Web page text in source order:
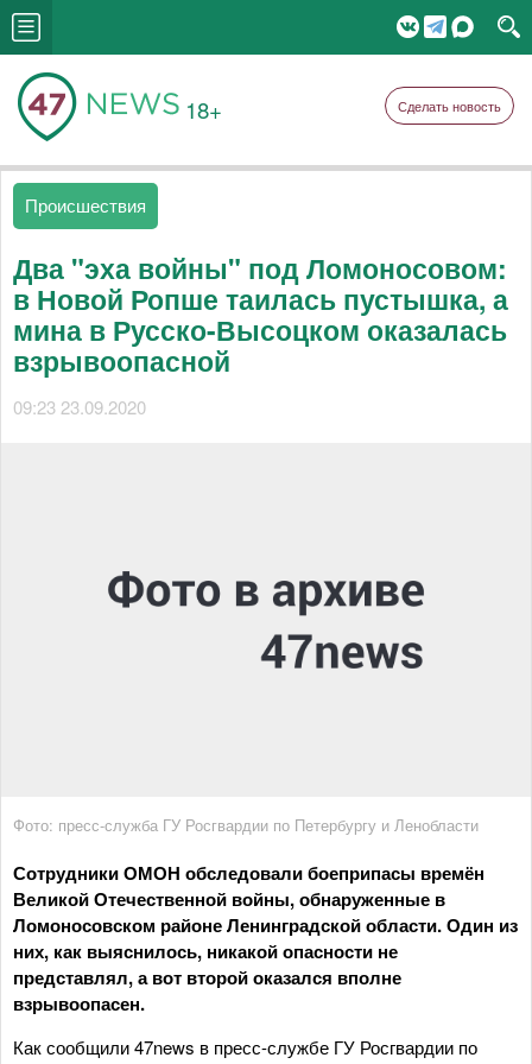
18+ Сделать новость
Происшествия
Два "эха войны" под Ломоносовом:
в Новой Ропше таилась пустышка, а
мина в Русско-Высоцком оказалась
взрывоопасной
09:23 23.09.2020
Фото: пресс-служба ГУ Росгвардии по Петербургу и Ленобласти
Сотрудники ОМОН обследовали боеприпасы времён
Великой Отечественной войны, обнаруженные в
Ломоносовском районе Ленинградской области. Один из
них, как выяснилось, никакой опасности не
представлял, а вот второй оказался вполне
взрывоопасен.
Как сообщили 47news в пресс-службе ГУ Росгвардии по